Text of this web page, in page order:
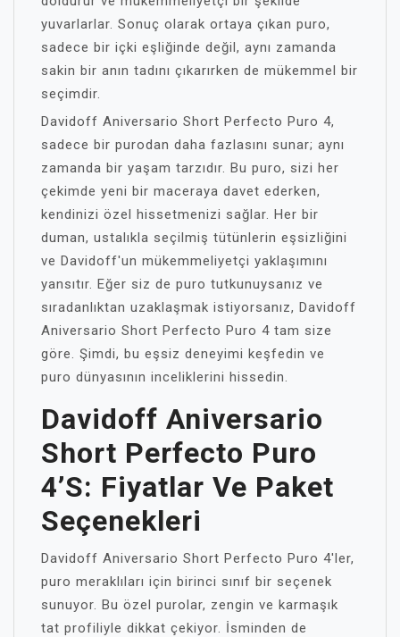
yuvarlarlar. Sonuç olarak ortaya çıkan puro,
sadece bir içki eşliğinde değil, aynı zamanda
sakin bir anın tadını çıkarırken de mükemmel bir
seçimdir.
Davidoff Aniversario Short Perfecto Puro 4,
sadece bir purodan daha fazlasını sunar; aynı
zamanda bir yaşam tarzıdır. Bu puro, sizi her
çekimde yeni bir maceraya davet ederken,
kendinizi özel hissetmenizi sağlar. Her bir
duman, ustalıkla seçilmiş tütünlerin eşsizliğini
ve Davidoff'un mükemmeliyetçi yaklaşımını
yansıtır. Eğer siz de puro tutkunuysanız ve
sıradanlıktan uzaklaşmak istiyorsanız, Davidoff
Aniversario Short Perfecto Puro 4 tam size
göre. Şimdi, bu eşsiz deneyimi keşfedin ve
puro dünyasının inceliklerini hissedin.
Davidoff Aniversario
Short Perfecto Puro
4’s: Fiyatlar Ve Paket
Seçenekleri
Davidoff Aniversario Short Perfecto Puro 4'ler,
puro meraklıları için birinci sınıf bir seçenek
sunuyor. Bu özel purolar, zengin ve karmaşık
tat profiliyle dikkat çekiyor. İsminden de